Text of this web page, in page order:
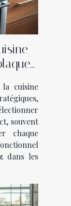
la cuisine
souvent
chaque
dans les